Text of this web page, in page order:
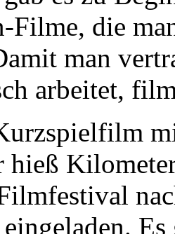
die
man
arbeitet,
hieß